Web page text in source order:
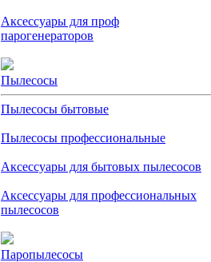
Аксессуары для проф
парогенераторов
Пылесосы
Пылесосы бытовые
Пылесосы профессиональные
Аксессуары для бытовых пылесосов
Аксессуары для профессиональных
пылесосов
Паропылесосы